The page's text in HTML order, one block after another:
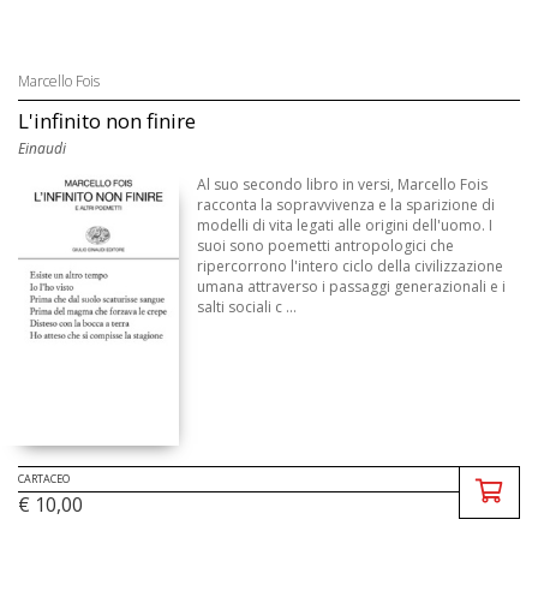
Marcello Fois
L'infinito non finire
Einaudi
Al suo secondo libro in versi, Marcello Fois
racconta la sopravvivenza e la sparizione di
modelli di vita legati alle origini dell'uomo. I
suoi sono poemetti antropologici che
ripercorrono l'intero ciclo della civilizzazione
umana attraverso i passaggi generazionali e i
salti sociali c ...
CARTACEO
€ 10,00